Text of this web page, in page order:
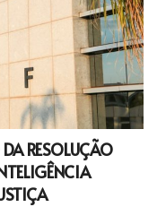
RESOLUÇÃO